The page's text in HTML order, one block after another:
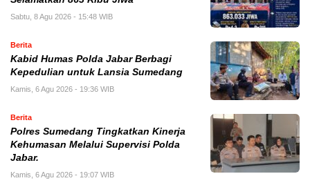
Sabtu, 8 Agu 2026 - 15:48 WIB
Berita
Kabid Humas Polda Jabar Berbagi
Kepedulian untuk Lansia Sumedang
Kamis, 6 Agu 2026 - 19:36 WIB
Berita
Polres Sumedang Tingkatkan Kinerja
Kehumasan Melalui Supervisi Polda
Jabar.
Kamis, 6 Agu 2026 - 19:07 WIB